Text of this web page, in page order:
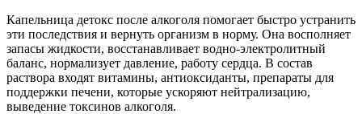
Капельница детокс после алкоголя помогает быстро устранить
эти последствия и вернуть организм в норму. Она восполняет
запасы жидкости, восстанавливает водно-электролитный
баланс, нормализует давление, работу сердца. В состав
раствора входят витамины, антиоксиданты, препараты для
поддержки печени, которые ускоряют нейтрализацию,
выведение токсинов алкоголя.